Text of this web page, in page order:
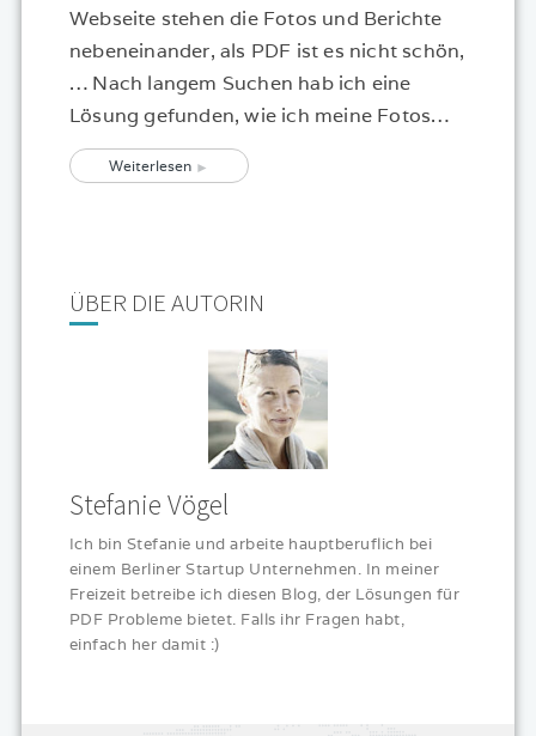
Webseite stehen die Fotos und Berichte
nebeneinander, als PDF ist es nicht schön,
… Nach langem Suchen hab ich eine
Lösung gefunden, wie ich meine Fotos…
Weiterlesen
ÜBER DIE AUTORIN
Stefanie Vögel
Ich bin Stefanie und arbeite hauptberuflich bei
einem Berliner Startup Unternehmen. In meiner
Freizeit betreibe ich diesen Blog, der Lösungen für
PDF Probleme bietet. Falls ihr Fragen habt,
einfach her damit :)